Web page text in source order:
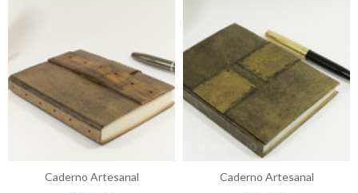
Caderno Artesanal
Caderno Artesanal